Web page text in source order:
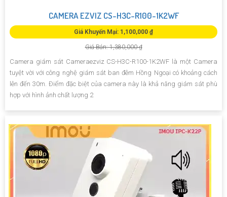
CAMERA EZVIZ CS-H3C-R100-1K2WF
Giá Khuyến Mại: 1,100,000 ₫
Giá Bán: 1,380,000 ₫
Camera giám sát Cameraezviz CS-H3C-R100-1K2WF là một Camera
tuyệt vời với công nghệ giám sát ban đêm Hồng Ngoại có khoảng cách
lên đến 30m. Điểm đặc biệt của camera này là khả năng giám sát phù
hợp với hình ảnh chất lượng 2